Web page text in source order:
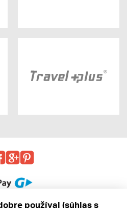
používal (súhlas s